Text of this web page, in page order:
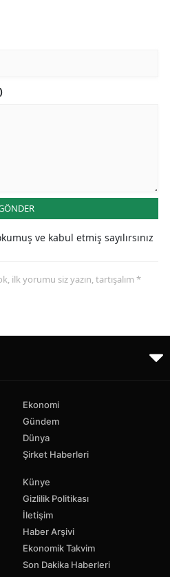
ve kabul etmiş sayılırsınız
ilk yorumu siz yazın, tartışalım *
Ekonomi
Gündem
Dünya
Şirket Haberleri
Künye
Gizlilik Politikası
İletişim
Haber Arşivi
Ekonomik Takvim
Son Dakika Haberleri